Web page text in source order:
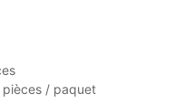
/ paquet